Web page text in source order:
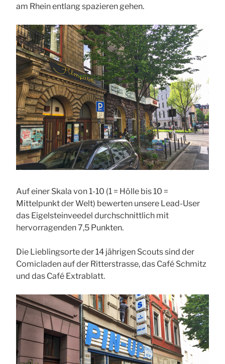
am Rhein entlang spazieren gehen.
Auf einer Skala von 1-10 (1 = Hölle bis 10 =
Mittelpunkt der Welt) bewerten unsere Lead-User
das Eigelsteinveedel durchschnittlich mit
hervorragenden 7,5 Punkten.
Die Lieblingsorte der 14 jährigen Scouts sind der
Comicladen auf der Ritterstrasse, das Café Schmitz
und das Café Extrablatt.